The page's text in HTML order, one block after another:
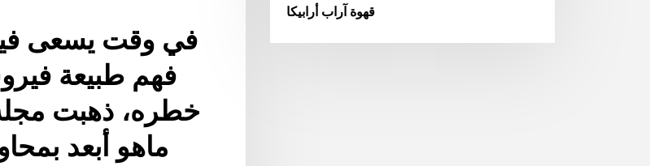
في وقت يسعى
فهم طبيعة
خطره، ذهبت
ماهو أبعد
قهوة آراب أرابيكا